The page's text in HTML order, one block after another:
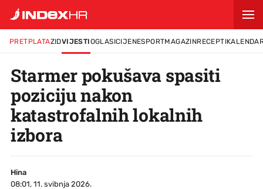
PRETPLATAZIDVIJESTIOGLASICIJENESPORTMAGAZINRECEPTI
Starmer pokušava spasiti
poziciju nakon
katastrofalnih lokalnih
izbora
Hina
08:01, 11. svibnja 2026.